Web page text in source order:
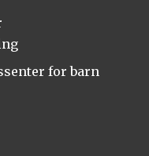
for barn